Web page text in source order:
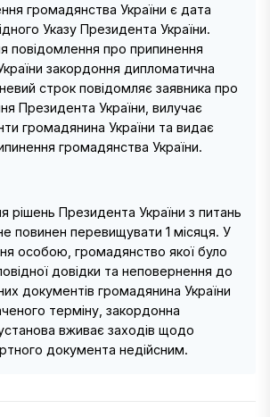
громадянства України є дата
Указу Президента України.
повідомлення про припинення
закордоння дипломатична
строк повідомляє заявника про
Президента України, вилучає
громадянина України та видає
громадянства України.
рішень Президента України з питань
повинен перевищувати 1 місяця. У
особою, громадянство якої було
довідки та неповернення до
документів громадянина України
терміну, закордонна
вживає заходів щодо
документа недійсним.